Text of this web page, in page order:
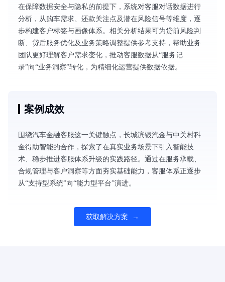
在保障数据安全与隐私的前提下，系统对客服对话数据进行
分析，从购车需求、还款关注点及潜在风险信号等维度，逐
步构建客户标签与画像体系。相关分析结果可为贷前风险判
断、贷后服务优化及业务策略调整提供参考支持，帮助业务
团队更好理解客户需求变化，推动客服数据从“服务记
录”向“业务洞察”转化，为精细化运营提供数据依据。
案例成效
围绕汽车金融客服这一关键触点，长城滨银汽金与中关村科
金得助智能的合作，探索了在真实业务场景下引入智能技
术、稳步推进客服体系升级的实践路径。通过在服务承载、
合规管理与客户洞察等方面夯实基础能力，客服体系正逐步
从“支持型系统”向“能力型平台”演进。
获取解决方案